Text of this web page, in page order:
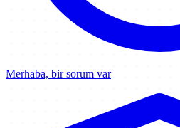
Merhaba, bir sorum var